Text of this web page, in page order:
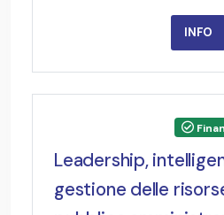
INFO
Leadership,
gestione delle